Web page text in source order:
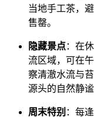
当地手工茶，
售罄。
隐藏景点：在
流区域，可在
察清澈水流与
源头的自然静谧
周末特别 ：每